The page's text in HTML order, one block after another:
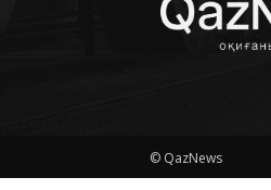
© QazNews